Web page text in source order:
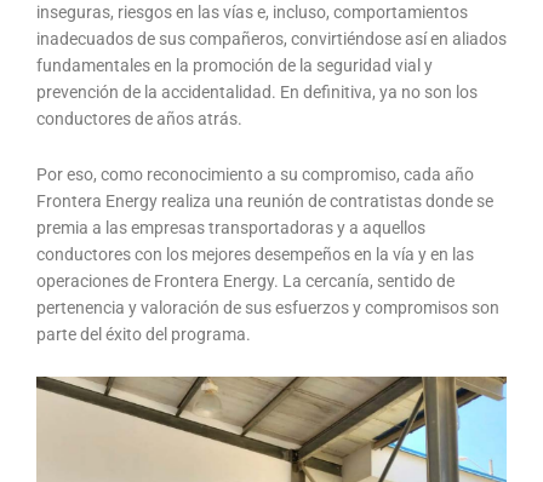
inseguras, riesgos en las vías e, incluso, comportamientos
inadecuados de sus compañeros, convirtiéndose así en aliados
fundamentales en la promoción de la seguridad vial y
prevención de la accidentalidad. En definitiva, ya no son los
conductores de años atrás.
Por eso, como reconocimiento a su compromiso, cada año
Frontera Energy realiza una reunión de contratistas donde se
premia a las empresas transportadoras y a aquellos
conductores con los mejores desempeños en la vía y en las
operaciones de Frontera Energy. La cercanía, sentido de
pertenencia y valoración de sus esfuerzos y compromisos son
parte del éxito del programa.